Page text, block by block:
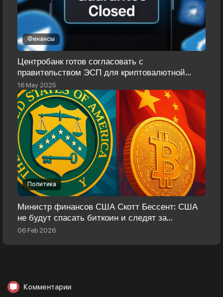
Финансы
Центробанк готов согласовать с
правительством ЭСП для криптовалютной
торговли
16 May 2025
Политика
Министр финансов США Скотт Бессент: США
не будут спасать биткоин и следят за
криптоактивностью Китая
06 Feb 2026
Комментарии